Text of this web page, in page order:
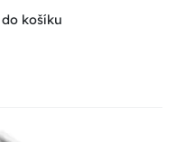
košíku